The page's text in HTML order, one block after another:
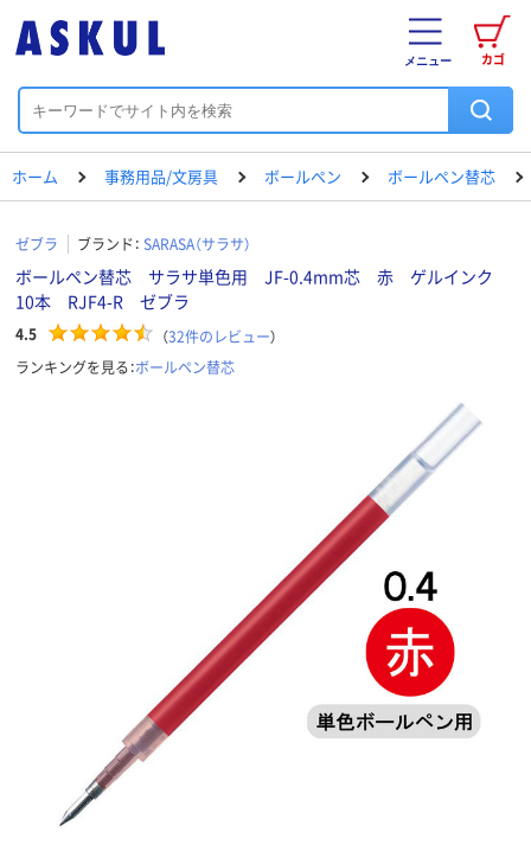
カゴ
メニュー
ホーム 事務用品/文房具 ボールペン ボールペン替芯
ゼブラ ブランド： SARASA（サラサ）
ボールペン替芯 サラサ単色用 JF-0.4mm芯 赤 ゲルインク
10本 RJF4-R ゼブラ
4.5 （32件のレビュー）
ランキングを見る：ボールペン替芯